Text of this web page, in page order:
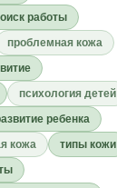
работы
проблемная кожа
психология детей
ребенка
кожа
типы кожи